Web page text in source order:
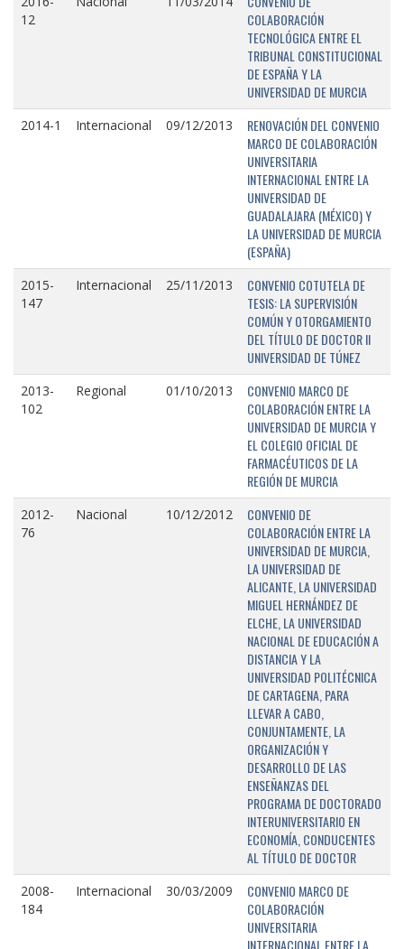
12
COLABORACIÓN
TECNOLÓGICA ENTRE EL
TRIBUNAL CONSTITUCIONAL
DE ESPAÑA Y LA
UNIVERSIDAD DE MURCIA
2014-1 Internacional 09/12/2013
RENOVACIÓN DEL CONVENIO
MARCO DE COLABORACIÓN
UNIVERSITARIA
INTERNACIONAL ENTRE LA
UNIVERSIDAD DE
GUADALAJARA (MÉXICO) Y
LA UNIVERSIDAD DE MURCIA
(ESPAÑA)
2015-
147
Internacional 25/11/2013
CONVENIO COTUTELA DE
TESIS: LA SUPERVISIÓN
COMÚN Y OTORGAMIENTO
DEL TÍTULO DE DOCTOR II
UNIVERSIDAD DE TÚNEZ
2013-
102
Regional 01/10/2013
CONVENIO MARCO DE
COLABORACIÓN ENTRE LA
UNIVERSIDAD DE MURCIA Y
EL COLEGIO OFICIAL DE
FARMACÉUTICOS DE LA
REGIÓN DE MURCIA
2012-
76
Nacional 10/12/2012
CONVENIO DE
COLABORACIÓN ENTRE LA
UNIVERSIDAD DE MURCIA,
LA UNIVERSIDAD DE
ALICANTE, LA UNIVERSIDAD
MIGUEL HERNÁNDEZ DE
ELCHE, LA UNIVERSIDAD
NACIONAL DE EDUCACIÓN A
DISTANCIA Y LA
UNIVERSIDAD POLITÉCNICA
DE CARTAGENA, PARA
LLEVAR A CABO,
CONJUNTAMENTE, LA
ORGANIZACIÓN Y
DESARROLLO DE LAS
ENSEÑANZAS DEL
PROGRAMA DE DOCTORADO
INTERUNIVERSITARIO EN
ECONOMÍA, CONDUCENTES
AL TÍTULO DE DOCTOR
2008-
184
Internacional 30/03/2009
CONVENIO MARCO DE
COLABORACIÓN
UNIVERSITARIA
INTERNACIONAL ENTRE LA